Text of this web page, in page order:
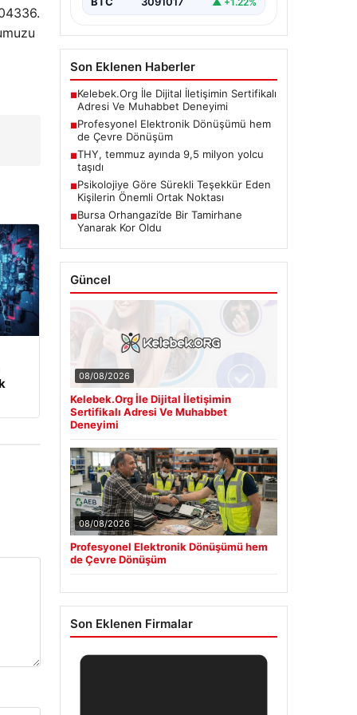
Son Eklenen Haberler
■Kelebek.Org İle Dijital İletişimin Sertifikalı
Adresi Ve Muhabbet Deneyimi
■Profesyonel Elektronik Dönüşümü hem
de Çevre Dönüşüm
■THY, temmuz ayında 9,5 milyon yolcu
taşıdı
■Psikolojiye Göre Sürekli Teşekkür Eden
Kişilerin Önemli Ortak Noktası
■Bursa Orhangazi’de Bir Tamirhane
Yanarak Kor Oldu
Güncel
08/08/2026
Kelebek.Org İle Dijital İletişimin
Sertifikalı Adresi Ve Muhabbet
Deneyimi
08/08/2026
Profesyonel Elektronik Dönüşümü hem
de Çevre Dönüşüm
Son Eklenen Firmalar